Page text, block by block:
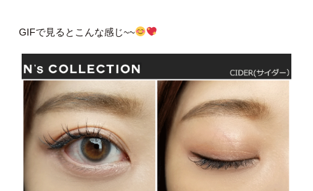
GIFで見るとこんな感じ~~